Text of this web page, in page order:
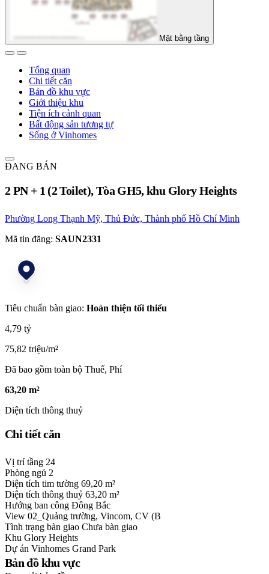
Mặt bằng tầng
Tổng quan
Chi tiết căn
Bản đồ khu vực
Giới thiệu khu
Tiện ích cảnh quan
Bất động sản tương tự
Sống ở Vinhomes
ĐANG BÁN
2 PN + 1 (2 Toilet), Tòa GH5, khu Glory Heights
Phường Long Thạnh Mỹ, Thủ Đức, Thành phố Hồ Chí Minh
Mã tin đăng: SAUN2331
Tiêu chuẩn bàn giao: Hoàn thiện tối thiểu
4,79 tỷ
75,82 triệu/m²
Đã bao gồm toàn bộ Thuế, Phí
63,20 m²
Diện tích thông thuỷ
Chi tiết căn
Vị trí tầng 24
Phòng ngủ 2
Diện tích tim tường 69,20 m²
Diện tích thông thuỷ 63,20 m²
Hướng ban công Đông Bắc
View 02_Quảng trường, Vincom, CV (B
Tình trạng bàn giao Chưa bàn giao
Khu Glory Heights
Dự án Vinhomes Grand Park
Bản đồ khu vực